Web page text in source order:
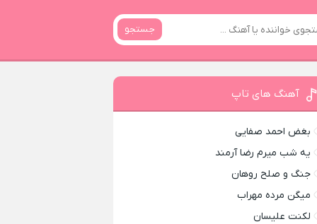
جستجو
آهنگ های تاپ
بغض احمد صفایی
یه شب میرم رضا آرمند
جنگ و صلح روهان
میگن مرده مهراب
لکنت علیسان